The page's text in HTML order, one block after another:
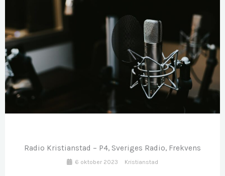
OKT
Radio Kristianstad – P4, Sveriges Radio, Frekvens
6 oktober 2023 Kristianstad